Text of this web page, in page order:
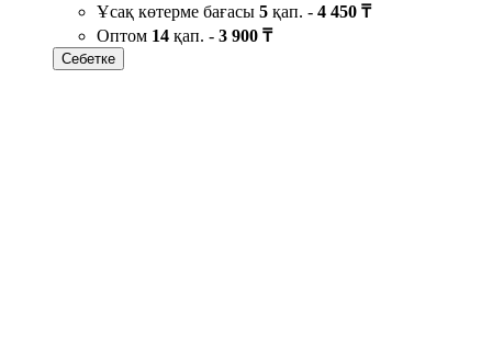
Ұсақ көтерме бағасы 5 қап. - 4 450 ₸
Оптом 14 қап. - 3 900 ₸
Себетке